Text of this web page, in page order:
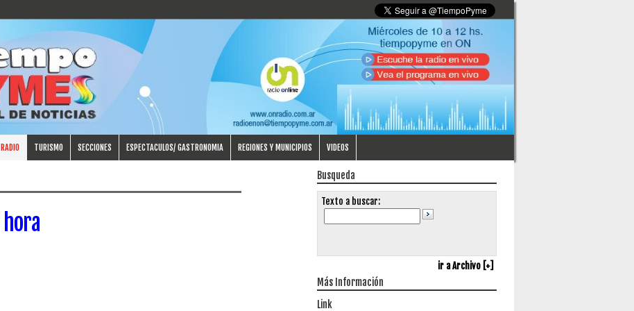
RADIO TURISMO SECCIONES ESPECTACULOS/ GASTRONOMIA REGIONES Y MUNICIPIOS VIDEOS
hora
Busqueda
Texto a buscar:
ir a Archivo [+]
Más Información
Link